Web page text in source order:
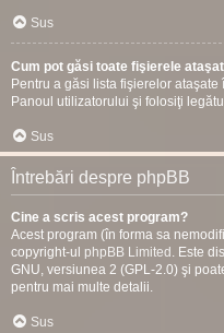
Sus
Cum pot găsi toate fişierele
Pentru a găsi lista fişierelor
Panoul utilizatorului şi folosiţi
Sus
Întrebări despre phpBB
Cine a scris acest program?
Acest program (în forma sa
copyright-ul phpBB Limited . Este
GNU, versiunea 2 (GPL-2.0) şi
pentru mai multe detalii.
Sus